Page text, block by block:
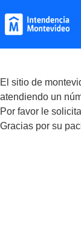
El sitio de
atendiendo un
Por favor le
Gracias por su